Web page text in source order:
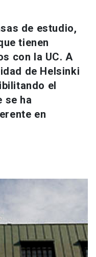
de estudio,
tienen
con la UC. A
de Helsinki
el
se ha
en